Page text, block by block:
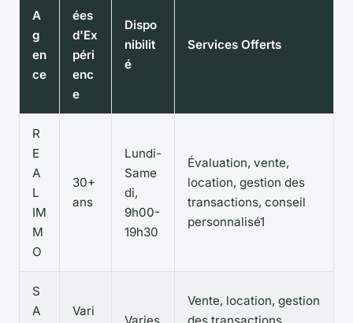
A
g
en
ce
ées
d'Ex
péri
enc
e
Dispo
nibilit
é
Services Offerts
R
E
A
L
IM
M
O
30+
ans
Lundi-
Same
di,
9h00-
19h30
Évaluation, vente,
location, gestion des
transactions, conseil
personnalisé1
S
A
Vari
Vente, location, gestion